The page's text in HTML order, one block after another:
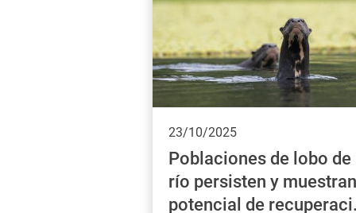
23/10/2025
Poblaciones de lobo de
río persisten y muestran
potencial de